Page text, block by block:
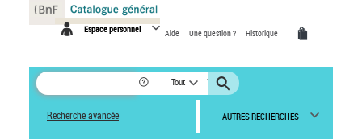
Espace personnel Aide Une question ? Historique
Tout
Recherche avancée AUTRES RECHERCHES
Panneau de gestion des cookies